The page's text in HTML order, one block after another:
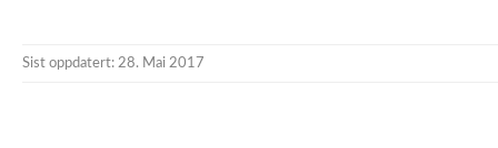
Sist oppdatert: 28. Mai 2017